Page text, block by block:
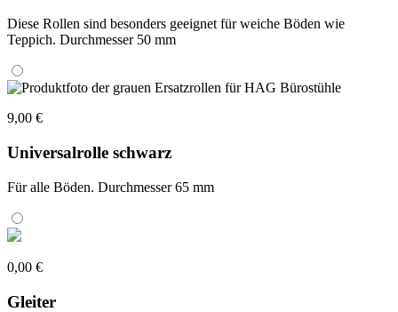
Diese Rollen sind besonders geeignet für weiche Böden wie
Teppich. Durchmesser 50 mm
9,00 €
Universalrolle schwarz
Für alle Böden. Durchmesser 65 mm
0,00 €
Gleiter